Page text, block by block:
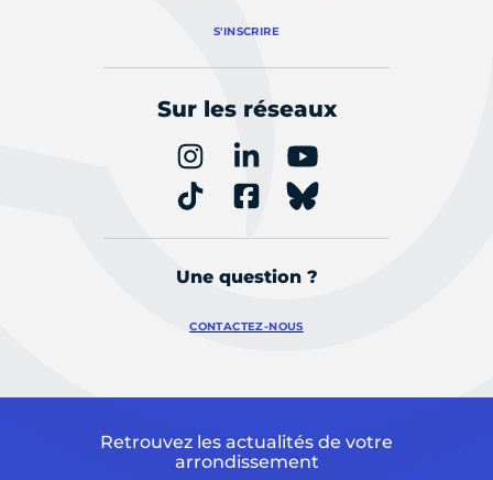
S'INSCRIRE
Sur les réseaux
Une question ?
CONTACTEZ-NOUS
Retrouvez les actualités de votre
arrondissement